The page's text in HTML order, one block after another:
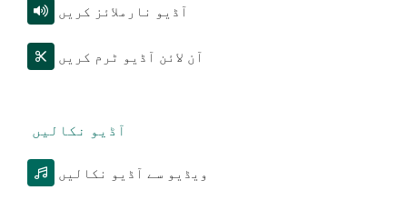
آڈیو نارملائز کریں
آن لائن آڈیو ٹرم کریں
آڈیو نکالیں
ویڈیو سے آڈیو نکالیں